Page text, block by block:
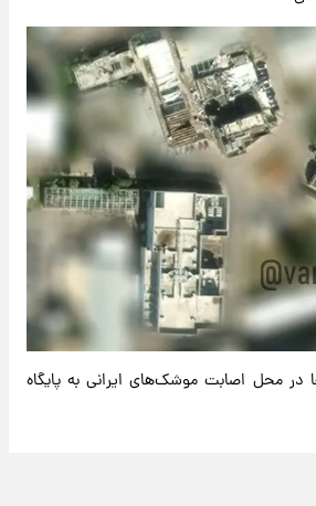
محل اصابت موشک‌های ایرانی به پایگاه